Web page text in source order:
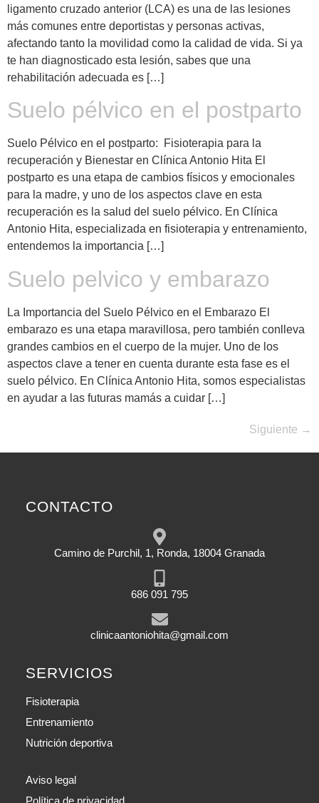
ligamento cruzado anterior (LCA) es una de las lesiones
más comunes entre deportistas y personas activas,
afectando tanto la movilidad como la calidad de vida. Si ya
te han diagnosticado esta lesión, sabes que una
rehabilitación adecuada es […]
Suelo pélvico en el postparto
Suelo Pélvico en el postparto: Fisioterapia para la
recuperación y Bienestar en Clínica Antonio Hita El
postparto es una etapa de cambios físicos y emocionales
para la madre, y uno de los aspectos clave en esta
recuperación es la salud del suelo pélvico. En Clínica
Antonio Hita, especializada en fisioterapia y entrenamiento,
entendemos la importancia […]
Suelo pelvico y embarazo
La Importancia del Suelo Pélvico en el Embarazo El
embarazo es una etapa maravillosa, pero también conlleva
grandes cambios en el cuerpo de la mujer. Uno de los
aspectos clave a tener en cuenta durante esta fase es el
suelo pélvico. En Clínica Antonio Hita, somos especialistas
en ayudar a las futuras mamás a cuidar […]
Siguiente →
CONTACTO
Camino de Purchil, 1, Ronda, 18004 Granada
686 091 795
clinicaantoniohita@gmail.com
SERVICIOS
Fisioterapia
Entrenamiento
Nutrición deportiva
Aviso legal
Política de privacidad